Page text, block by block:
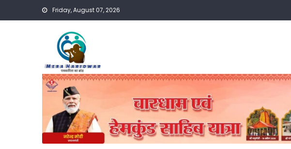
Friday, August 07, 2026